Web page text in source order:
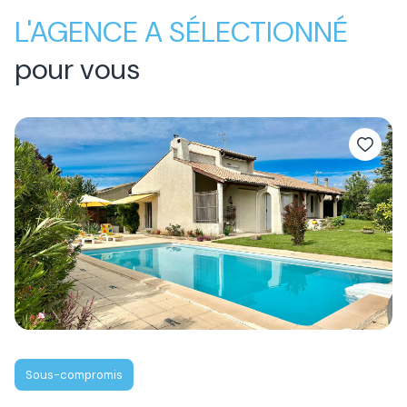
L'AGENCE A SÉLECTIONNÉ
pour vous
Sous-compromis